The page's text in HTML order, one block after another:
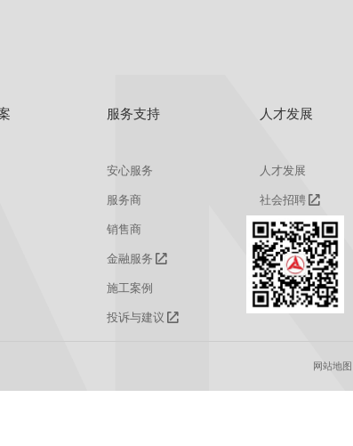
服务支持
安心服务
服务商
销售商
金融服务
施工案例
投诉与建议
人才发展
人才发展
社会招聘
校园招聘
网站地图